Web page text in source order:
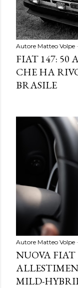
Autore Matteo Volpe
FIAT 147: 50
CHE HA
BRASILE
Autore Matteo Volpe
NUOVA
MILD-